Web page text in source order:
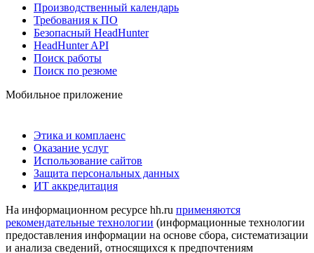
Производственный календарь
Требования к ПО
Безопасный HeadHunter
HeadHunter API
Поиск работы
Поиск по резюме
Мобильное приложение
Этика и комплаенс
Оказание услуг
Использование сайтов
Защита персональных данных
ИТ аккредитация
На информационном ресурсе hh.ru применяются
рекомендательные технологии (информационные технологии
предоставления информации на основе сбора, систематизации
и анализа сведений, относящихся к предпочтениям